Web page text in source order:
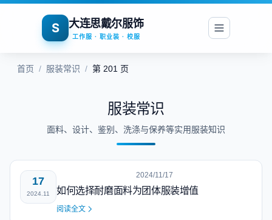
S 大连思戴尔服饰
工作服 · 职业装 · 校服
首页 / 服装常识 / 第 201 页
服装常识
面料、设计、鉴别、洗涤与保养等实用服装知识
17
2024.11
2024/11/17
如何选择耐磨面料为团体服装增值
阅读全文